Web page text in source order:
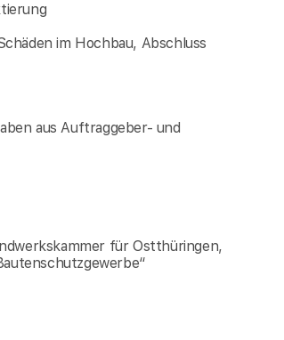
im Hochbau, Abschluss
aus Auftraggeber- und
für Ostthüringen,